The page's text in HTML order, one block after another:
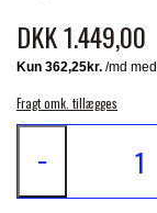
Refleks strimler
Krydsgjorde
Selvretningsfunktion
Polstret haleklap
Spænder i rustfrit
DKK 1.449,00
Fragt omk. tillægges
−